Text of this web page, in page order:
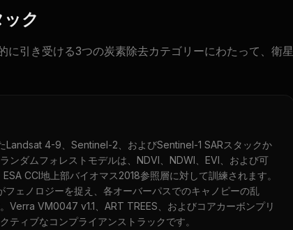
ク
に引き受ける3つの炭素除去カテゴリーにわたって、衛星
Landsat 4-9、Sentinel-2、およびSentinel-1 SARスタックか
ンダムフォレストモデルは、NDVI、NDWI、EVI、および可
CCI地上部バイオマス2018参照層に対して訓練されます。
フェノロジーを捉え、各オーバーパスでのキャノピーの乱
Verra VM0047 v1.1、ART TREES、およびコアカーボンプリ
ティブなコンプライアンストラックです。